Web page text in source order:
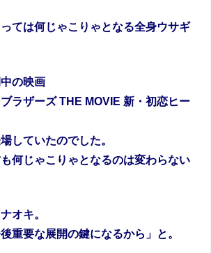
ては何じゃこりゃとなる全身ウサギ
の映画
ブラザーズ THE MOVIE 新・初恋ヒー
していたのでした。
何じゃこりゃとなるのは変わらない
オキ。
重要な展開の鍵になるから」と。